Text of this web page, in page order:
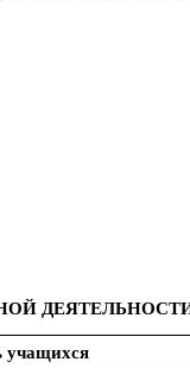
учащихся